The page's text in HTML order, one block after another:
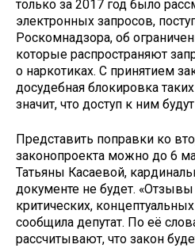
только за 2017 год было
электронных запросов,
Роскомнадзора, об
которые распространяют
о наркотиках. С принятием
досудебная блокировка
значит, что доступ к ним
Представить поправки ко
законопроекта можно до 6
Татьяны Касаевой,
документе не будет.
критических,
сообщила депутат. По её
рассчитывают, что закон